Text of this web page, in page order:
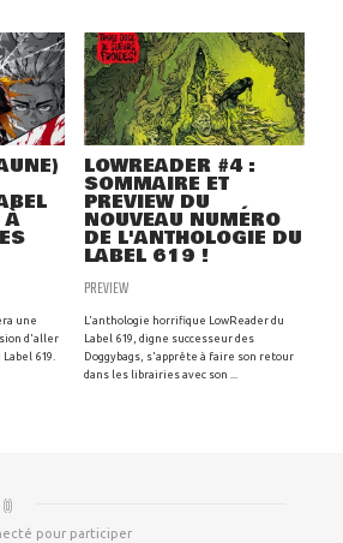
À
une
d'aller
619.
LOWREADER #4 :
SOMMAIRE ET
PREVIEW DU
NOUVEAU NUMÉRO
DE L'ANTHOLOGIE DU
LABEL 619 !
PREVIEW
L'anthologie horrifique LowReader du
Label 619, digne successeur des
Doggybags, s'apprête à faire son retour
dans les librairies avec son ...
(0)
pour participer